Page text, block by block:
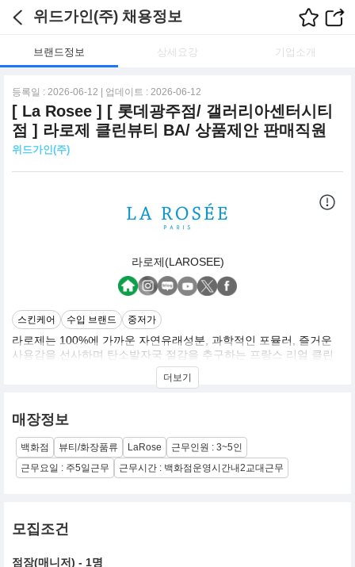
위드가인(주) 채용정보
브랜드정보 상세요강 기업소개
등록일 : 2026-06-12 | 업데이트 : 2026-06-12
[ La Rosee ] [ 롯데광주점/ 갤러리아센터시티
점 ] 라로제 클린뷰티 BA/ 상품제안 판매직원
위드가인(주)
라로제(LAROSEE)
스킨케어 수입 브랜드 중저가
라로제는 100%에 가까운 자연유래성분, 과학적인 포뮬러, 즐거운
사용감을 선사하며 탄소발자국 절감을 추구하는 프랑스 리얼 클린
더보기
매장정보
백화점 뷰티/화장품류 LaRose
근무인원 : 3~5인
근무요일 : 주5일근무
근무시간 : 백화점운영시간내2교대근무
모집조건
점장(매니저) - 1명